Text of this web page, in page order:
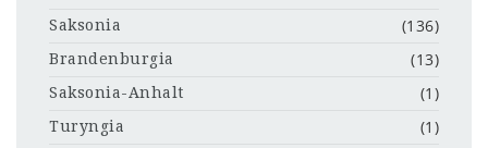
Saksonia (136)
Brandenburgia (13)
Saksonia-Anhalt (1)
Turyngia (1)